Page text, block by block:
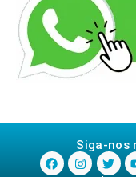
Siga-nos